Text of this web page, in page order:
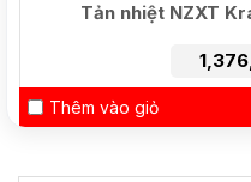
Tản nhiệt NZXT
Thêm vào giỏ